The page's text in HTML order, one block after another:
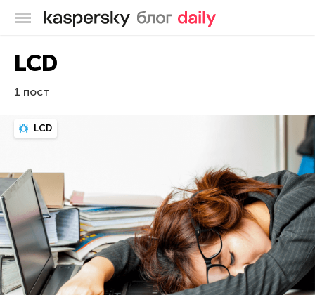
Блог Касперского
LCD
1 пост
LCD